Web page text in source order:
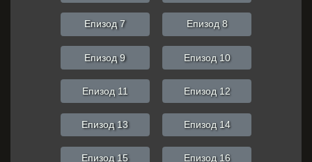
Епизод 7 Епизод 8
Епизод 9 Епизод 10
Епизод 11 Епизод 12
Епизод 13 Епизод 14
Епизод 15 Епизод 16